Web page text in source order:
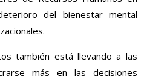
del bienestar mental
también está llevando a las
más en las decisiones